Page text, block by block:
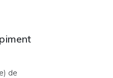
de